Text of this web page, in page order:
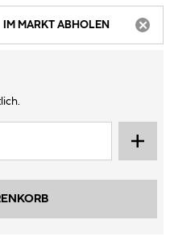
IM MARKT ABHOLEN